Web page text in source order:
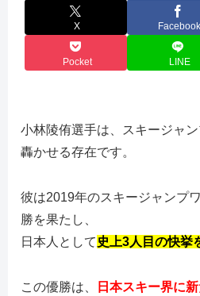
X Facebook
Pocket LINE
小林陵侑選手は、スキージャ
轟かせる存在です。
彼は2019年のスキージャンプ
勝を果たし、
日本人として 史上3人目の快挙
この優勝は、
日本スキー界に